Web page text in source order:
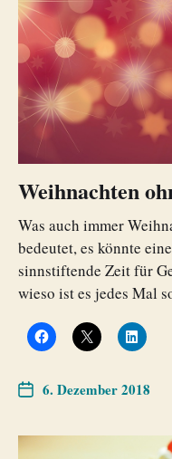
Weihnachten
Was auch immer
bedeutet, es könnte
sinnstiftende Zeit für
wieso ist es jedes Mal
6. Dezember 2018